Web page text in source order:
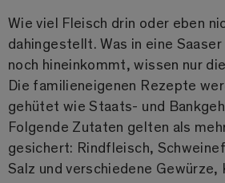
Wie viel Fleisch drin oder eben
dahingestellt. Was in eine
noch hineinkommt, wissen nur
Die familieneigenen Rezepte
gehütet wie Staats- und
Folgende Zutaten gelten als
gesichert: Rindfleisch,
Salz und verschiedene